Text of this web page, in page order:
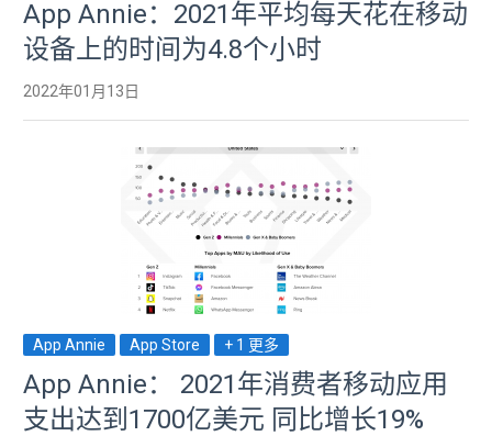
App Annie：2021年平均每天花在移动
设备上的时间为4.8个小时
2022年01月13日
App Annie App Store + 1 更多
App Annie： 2021年消费者移动应用
支出达到1700亿美元 同比增长19%